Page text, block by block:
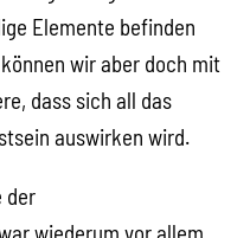
auf
sein. Sie werden auch
Ländern in
spürbar.
in Europa